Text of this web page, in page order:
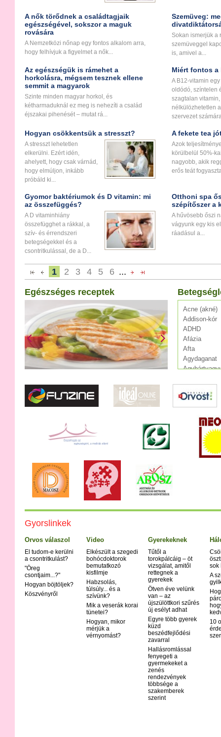
A nők törődnek a családtagjaik
egészségével, sokszor a maguk
rovására
A Nemzetközi nőnap egy fontos alkalom arra,
hogy felhívjuk a figyelmet a nők...
Szemüveg:
Sokan ismerjük a
szemüveggel
is, amivel a...
Az egészségük is rámehet a
horkolásra, mégsem tesznek ellene
semmit a magyarok
Szinte minden magyar horkol, és
kétharmaduknál ez meg is nehezíti a család
éjszakai pihenését – mutat rá...
Miért fontos a
A B12-vitamin
oldódó, színtelen
szagtalan
nélkülözhetetlen a
szervezet
Hogyan csökkentsük a stresszt?
A stresszt lehetetlen
elkerülni. Ezért idén,
ahelyett, hogy csak várnád,
hogy elmúljon, inkább
próbáld ki...
A fekete tea
Azok
körülbelül 50%-
nagyobb, akik
erős teát
Gyomor baktériumok és D vitamin: mi
az összefüggés?
A D vitaminhiány
összefügghet a rákkal, a
szív- és érrendszeri
betegségekkel és a
csontritkulással, de a D...
Otthoni spa
szépítőszer a
A hűvösebb őszi
vágyunk egy kis
ráadásul a...
1 2 3 4 5 6 ...
Egészséges receptek
Acne (akné)
Addison-kór
ADHD
Afázia
Afta
Agydaganat
Agyvérzés
Alkoholizmus
Allergia
Álmatlanság
Alzheimer-
Atópiás
Bipoláris
Bölcsőhalál
Bőrrák
Botulizmus
Bulimia
Crohn -
Csalánkiütés
Cushing-kór
Demencia
Disgrafia
Diszfágia
Gyorslinkek
Orvos válaszol
El tudom-e kerülni
a csontritkulást?
"Öreg
csontjaim...?"
Hogyan böjtöljek?
Köszvényről
Video
Elkészült a szegedi
bohócdoktorok
bemutatkozó
kisfilmje
Habzsolás,
túlsúly... és a
szívünk?
Mik a veserák korai
tünetei?
Hogyan, mikor
mérjük a
vérnyomást?
Gyerekeknek
Tűtől a
torokpálcáig – öt
vizsgálat, amitől
rettegnek a
gyerekek
Ötven éve velünk
van – az
újszülöttkori szűrés
új esélyt adhat
Egyre több gyerek
küzd
beszédfejlődési
zavarral
Hallásromlással
fenyegeti a
gyermekeket a
zenés
rendezvények
többsége a
szakemberek
szerint
sok
A
10